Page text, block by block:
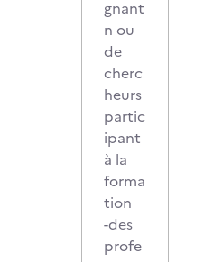
gnant
n ou
de
cherc
heurs
partic
ipant
à la
forma
tion
-des
profe